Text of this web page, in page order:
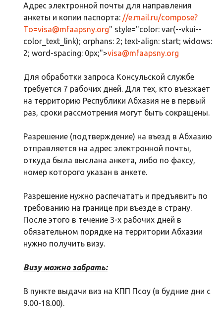
Адрес электронной почты для направления
анкеты и копии паспорта: //e.mail.ru/compose?
To=visa@mfaapsny.org" style="color: var(--vkui--
color_text_link); orphans: 2; text-align: start; widows:
2; word-spacing: 0px;">visa@mfaapsny.org
Для обработки запроса Консульской службе
требуется 7 рабочих дней. Для тех, кто въезжает
на территорию Республики Абхазия не в первый
раз, сроки рассмотрения могут быть сокращены.
Разрешение (подтверждение) на въезд в Абхазию
отправляется на адрес электронной почты,
откуда была выслана анкета, либо по факсу,
номер которого указан в анкете.
Разрешение нужно распечатать и предъявить по
требованию на границе при въезде в страну.
После этого в течение 3-х рабочих дней в
обязательном порядке на территории Абхазии
нужно получить визу.
Визу можно забрать:
В пункте выдачи виз на КПП Псоу (в будние дни с
9.00-18.00).